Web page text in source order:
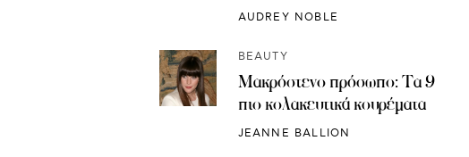
AUDREY NOBLE
BEAUTY
Μακρόστενο πρόσωπο: Τα 9
πιο κολακευτικά κουρέματα
JEANNE BALLION